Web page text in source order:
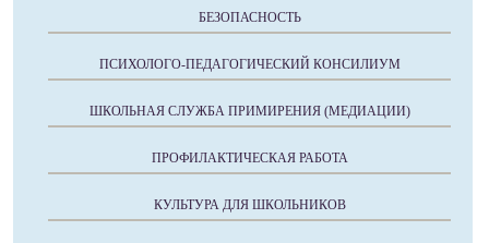
БЕЗОПАСНОСТЬ
ПСИХОЛОГО-ПЕДАГОГИЧЕСКИЙ КОНСИЛИУМ
ШКОЛЬНАЯ СЛУЖБА ПРИМИРЕНИЯ (МЕДИАЦИИ)
ПРОФИЛАКТИЧЕСКАЯ РАБОТА
КУЛЬТУРА ДЛЯ ШКОЛЬНИКОВ